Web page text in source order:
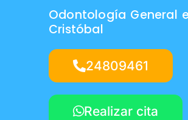
Odontología General
Cristóbal
24809461
Realizar cita